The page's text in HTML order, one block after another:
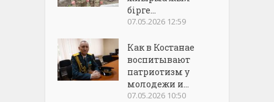
бірге...
07.05.2026 12:59
Как в Костанае
воспитывают
патриотизм у
молодежи и...
07.05.2026 10:50